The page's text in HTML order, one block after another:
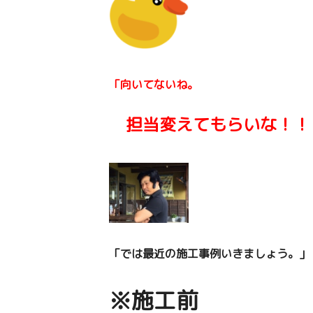
「向いてないね。
担当変えてもらいな！
「では最近の施工事例いきましょう。 」
※施工前